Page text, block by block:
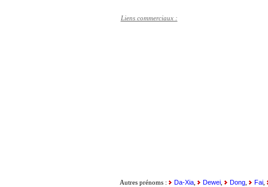
Liens commerciaux :
Autres prénoms : Da-Xia, Dewei, Dong, Fai,